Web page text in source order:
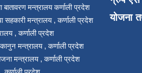
मन्त्रालय कर्णाली प्रदेश
सहकारी मन्त्रालय , कर्णाली प्रदेश
, कर्णाली प्रदेश
मन्त्रालय , कर्णाली प्रदेश
मन्त्रालय , कर्णाली प्रदेश
योजना